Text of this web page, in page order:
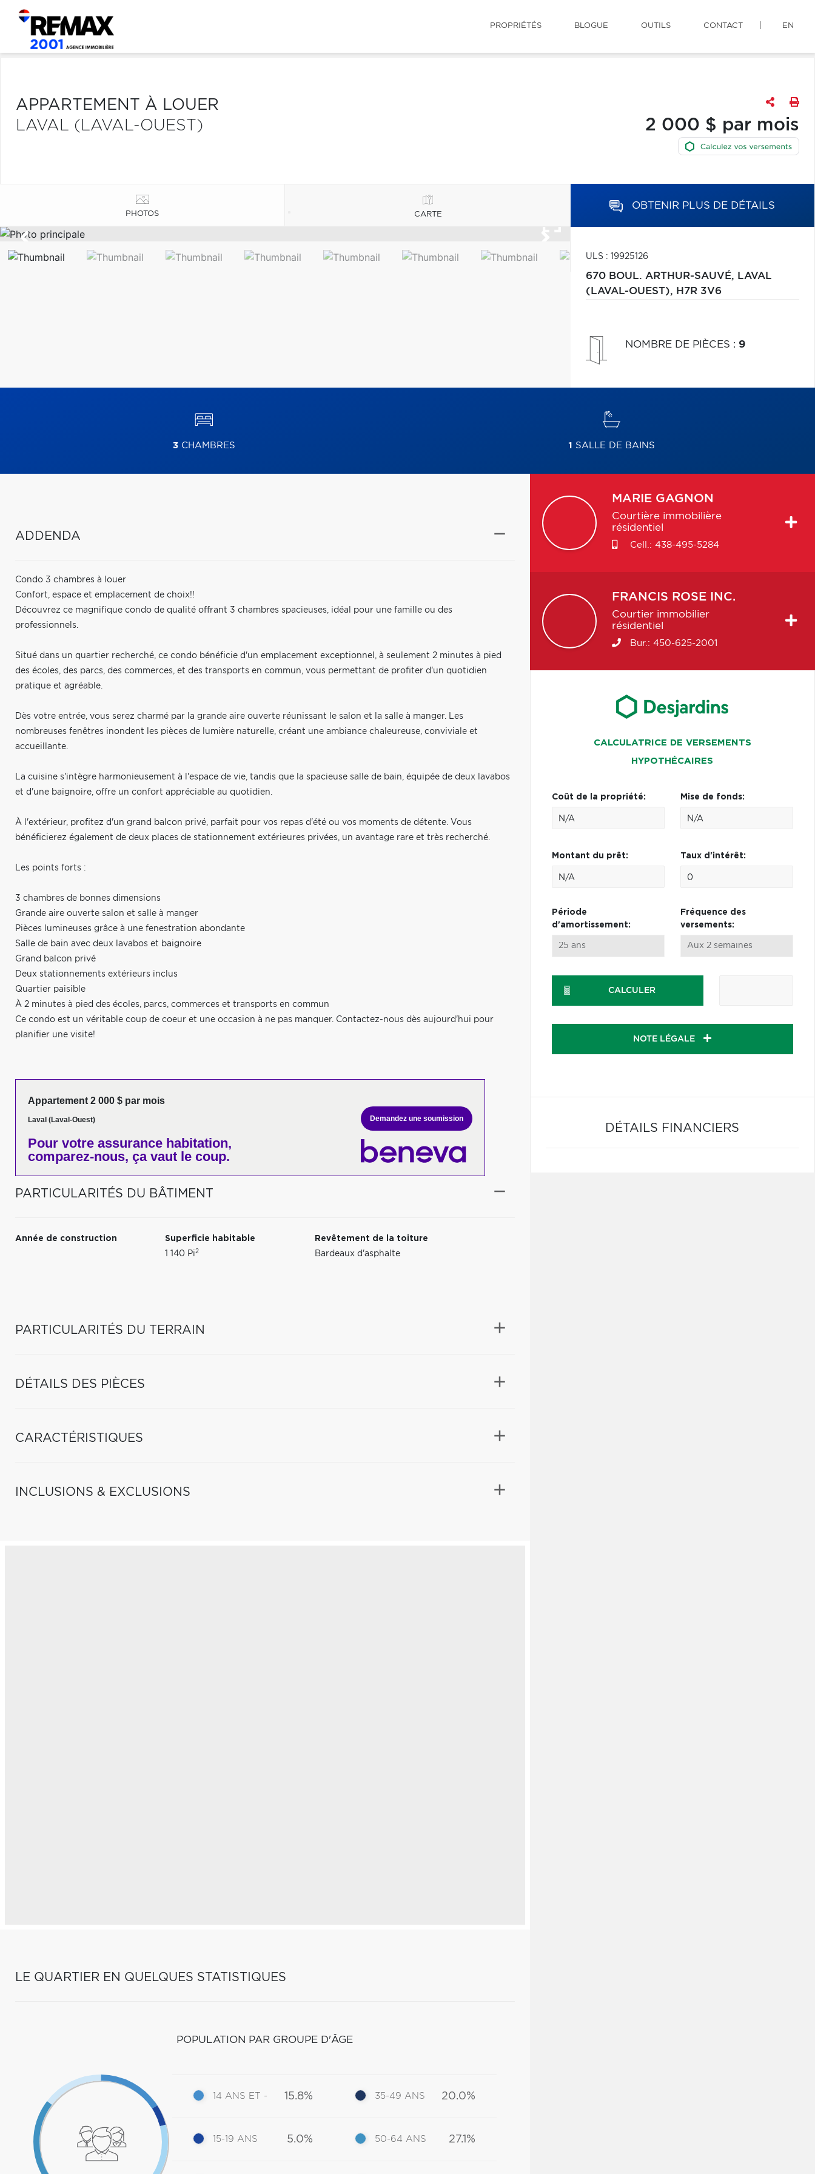
PROPRIÉTÉS BLOGUE OUTILS CONTACT EN
APPARTEMENT À LOUER
LAVAL (LAVAL-OUEST)
2 000 $ par mois
PHOTOS CARTE
OBTENIR PLUS DE DÉTAILS
ULS : 19925126
670 BOUL. ARTHUR-SAUVÉ, LAVAL
(LAVAL-OUEST), H7R 3V6
NOMBRE DE PIÈCES : 9
3CHAMBRES 1 SALLE DE BAINS
ADDENDA
Condo 3 chambres à louer
Confort, espace et emplacement de choix!!
Découvrez ce magnifique condo de qualité offrant 3 chambres spacieuses, idéal pour une famille ou des
professionnels.
Situé dans un quartier recherché, ce condo bénéficie d'un emplacement exceptionnel, à seulement 2 minutes à pied
des écoles, des parcs, des commerces, et des transports en commun, vous permettant de profiter d'un quotidien
pratique et agréable.
Dès votre entrée, vous serez charmé par la grande aire ouverte réunissant le salon et la salle à manger. Les
nombreuses fenêtres inondent les pièces de lumière naturelle, créant une ambiance chaleureuse, conviviale et
accueillante.
La cuisine s'intègre harmonieusement à l'espace de vie, tandis que la spacieuse salle de bain, équipée de deux lavabos
et d'une baignoire, offre un confort appréciable au quotidien.
À l'extérieur, profitez d'un grand balcon privé, parfait pour vos repas d'été ou vos moments de détente. Vous
bénéficierez également de deux places de stationnement extérieures privées, un avantage rare et très recherché.
Les points forts :
3 chambres de bonnes dimensions
Grande aire ouverte salon et salle à manger
Pièces lumineuses grâce à une fenestration abondante
Salle de bain avec deux lavabos et baignoire
Grand balcon privé
Deux stationnements extérieurs inclus
Quartier paisible
À 2 minutes à pied des écoles, parcs, commerces et transports en commun
Ce condo est un véritable coup de coeur et une occasion à ne pas manquer. Contactez-nous dès aujourd'hui pour
planifier une visite!
Appartement 2 000 $ par mois
Laval (Laval-Ouest)
Pour votre assurance habitation,
comparez-nous, ça vaut le coup.
Demandez une soumission
PARTICULARITÉS DU BÂTIMENT
Année de construction
Superficie habitable
1 140 Pi2
Revêtement de la toiture
Bardeaux d'asphalte
PARTICULARITÉS DU TERRAIN
DÉTAILS DES PIÈCES
CARACTÉRISTIQUES
INCLUSIONS & EXCLUSIONS
LE QUARTIER EN QUELQUES STATISTIQUES
POPULATION PAR GROUPE D'ÂGE
14 ANS ET - 15.8%
15-19 ANS 5.0%
35-49 ANS 20.0%
50-64 ANS 27.1%
MARIE GAGNON
Courtière immobilière
résidentiel
Cell.: 438-495-5284
FRANCIS ROSE INC.
Courtier immobilier
résidentiel
Bur.: 450-625-2001
CALCULATRICE DE VERSEMENTS
HYPOTHÉCAIRES
Coût de la propriété: Mise de fonds:
Montant du prêt: Taux d'intérêt:
Période
d'amortissement:
Fréquence des
versements:
CALCULER
NOTE LÉGALE
DÉTAILS FINANCIERS